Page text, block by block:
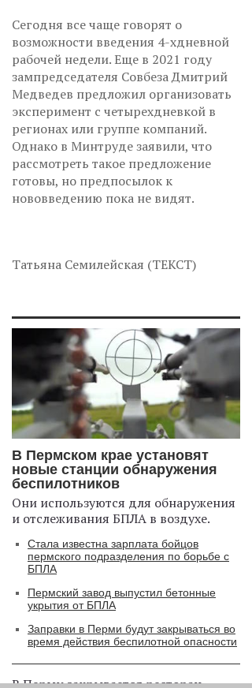
Сегодня все чаще говорят о
возможности введения 4-хдневной
рабочей недели. Еще в 2021 году
зампредседателя Совбеза Дмитрий
Медведев предложил организовать
эксперимент с четырехдневкой в
регионах или группе компаний.
Однако в Минтруде заявили, что
рассмотреть такое предложение
готовы, но предпосылок к
нововведению пока не видят.
Татьяна Семилейская (ТЕКСТ)
В Пермском крае установят
новые станции обнаружения
беспилотников
Они используются для обнаружения
и отслеживания БПЛА в воздухе.
Стала известна зарплата бойцов
пермского подразделения по борьбе с
БПЛА
Пермский завод выпустил бетонные
укрытия от БПЛА
Заправки в Перми будут закрываться во
время действия беспилотной опасности
В Перми закрывается ресторан